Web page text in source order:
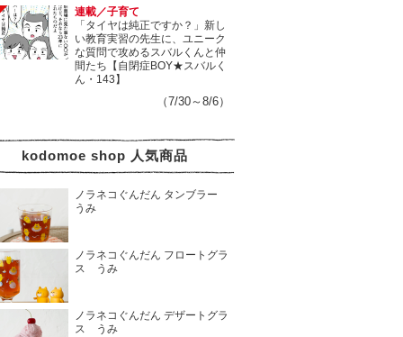
連載／子育て
「タイヤは純正ですか？」新し
い教育実習の先生に、ユニーク
な質問で攻めるスバルくんと仲
間たち【自閉症BOY★スバルく
ん・143】
（7/30～8/6）
kodomoe shop 人気商品
ノラネコぐんだん タンブラー
うみ
ノラネコぐんだん フロートグラ
ス うみ
ノラネコぐんだん デザートグラ
ス うみ